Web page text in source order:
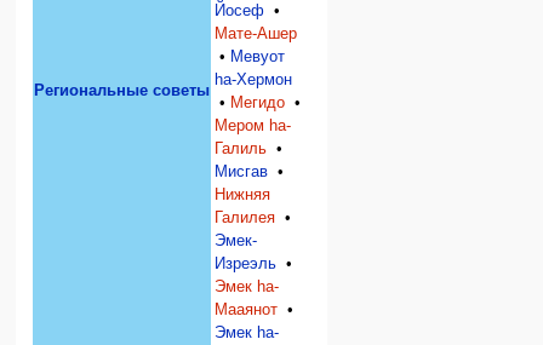
Региональные советы
Йосеф •
Мате-Ашер
• Мевуот
hа-Хермон
• Мегидо •
Мером hа-
Галиль •
Мисгав •
Нижняя
Галилея •
Эмек-
Изреэль •
Эмек hа-
Мааянот •
Эмек hа-